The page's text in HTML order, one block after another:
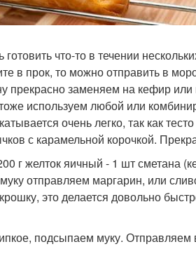
что-то в течении
в прок, то можно отправить в
прекрасно заменяем на кефир
используем любой или
очень легко, так как
с карамельной корочкой.
г желток яичный - 1 шт сметана
отправляем маргарин, или
это делается довольно
подсыпаем муку.